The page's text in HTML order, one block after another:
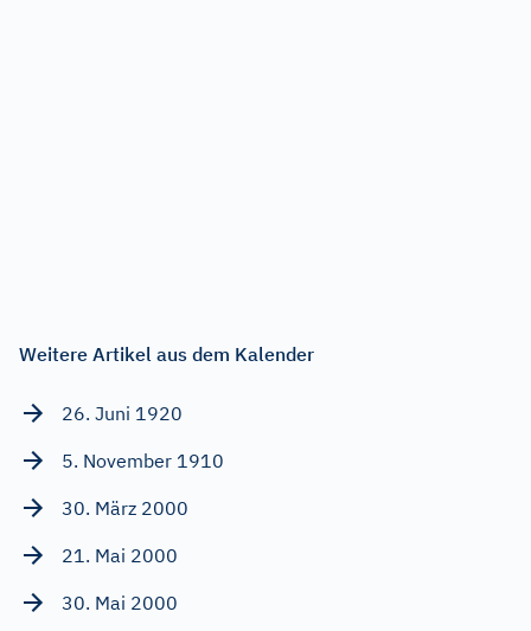
Weitere Artikel aus dem Kalender
26. Juni 1920
5. November 1910
30. März 2000
21. Mai 2000
30. Mai 2000